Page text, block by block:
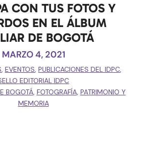
CON TUS FOTOS Y
EN EL ÁLBUM
DE BOGOTÁ
MARZO 4, 2021
, EVENTOS, PUBLICACIONES DEL IDPC,
EDITORIAL IDPC
BOGOTÁ, FOTOGRAFÍA, PATRIMONIO Y
MEMORIA